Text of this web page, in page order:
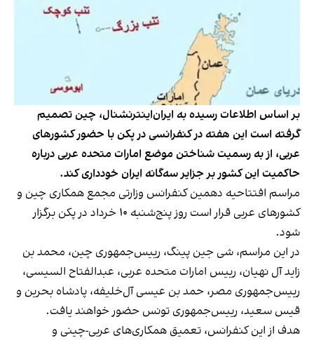
بر اساس اطلاعات رسیده به ایران‌اینترنشنال، چین تصمیم
گرفته است این هفته در کنفرانسی در پکن با حضور کشورهای
عربی، از به رسمیت شناختن موضع امارات متحده عربی درباره
حاکمیت این کشور بر جزایر سه‌گانه ایران خودداری کند.
مراسم افتتاحیه دهمین کنفرانس وزارتی مجمع همکاری‌ چین و
کشورهای عربی قرار است روز پنج‌شنبه ۱۰ خرداد در پکن برگزار
شود.
در این مراسم، شی جین پینگ، رییس‌جمهوری چین، محمد بن
زاید آل ‌نهیان، رییس امارات متحده عربی، عبدالفتاح السیسی،
رییس‌جمهوری مصر، حمد‌ بن عیسی آل‌خلیفه، پادشاه بحرین و
قیس سعید، رییس‌جمهوری تونس حضور خواهند یافت.
هدف از این کنفرانس، تعمیق همکاری‌های عربی-چینی و